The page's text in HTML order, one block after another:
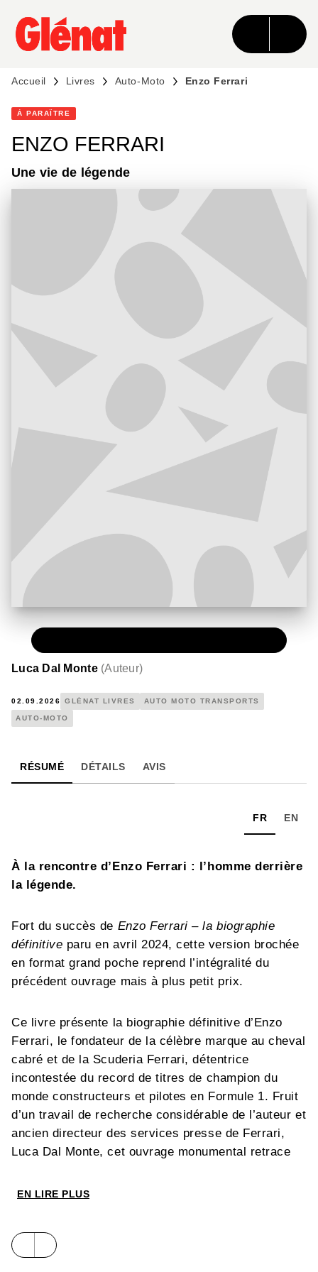
MENU RECHERCHE CONTENU
PIED DE PAGE
Accueil Livres Auto-Moto Enzo Ferrari
À PARAÎTRE
ENZO FERRARI
Une vie de légende
Luca Dal Monte (Auteur)
02.09.2026 GLÉNAT LIVRES AUTO MOTO TRANSPORTS
AUTO-MOTO
RÉSUMÉ DÉTAILS AVIS
FR EN
À la rencontre d’Enzo Ferrari : l’homme derrière
la légende.
Fort du succès de Enzo Ferrari – la biographie
définitive paru en avril 2024, cette version brochée
en format grand poche reprend l’intégralité du
précédent ouvrage mais à plus petit prix.
Ce livre présente la biographie définitive d’Enzo
Ferrari, le fondateur de la célèbre marque au cheval
cabré et de la Scuderia Ferrari, détentrice
incontestée du record de titres de champion du
monde constructeurs et pilotes en Formule 1. Fruit
d’un travail de recherche considérable de l’auteur et
ancien directeur des services presse de Ferrari,
Luca Dal Monte, cet ouvrage monumental retrace
Commandatore
Automobili et l’exceptionnelle épopée de son écurie
de course.
EN LIRE PLUS